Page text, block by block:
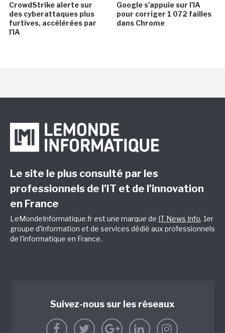
CrowdStrike alerte sur
des cyberattaques plus
furtives, accélérées par
l'IA
Google s'appuie sur l'IA
pour corriger 1 072 failles
dans Chrome
Le site le plus consulté par les
professionnels de l’IT et de l’innovation
en France
LeMondeInformatique.fr est une marque de IT News Info, 1er
groupe d'information et de services dédié aux professionnels
de l'informatique en France.
Suivez-nous sur les réseaux